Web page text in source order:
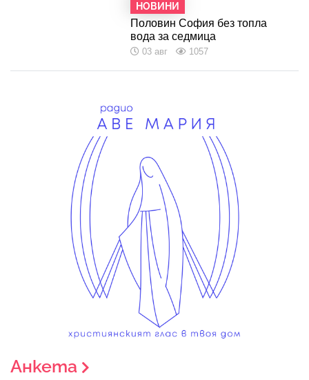
НОВИНИ
Половин София без топла
вода за седмица
03 авг 1057
Анкета